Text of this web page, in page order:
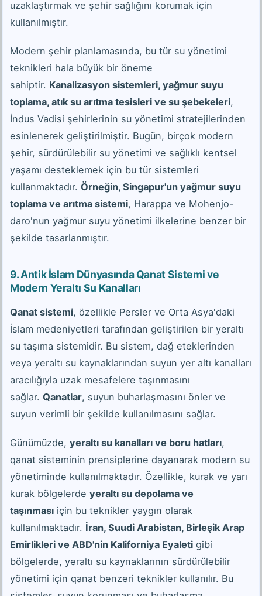
uzaklaştırmak ve şehir sağlığını korumak için
kullanılmıştır.
Modern şehir planlamasında, bu tür su yönetimi
teknikleri hala büyük bir öneme
sahiptir. Kanalizasyon sistemleri, yağmur suyu
toplama, atık su arıtma tesisleri ve su şebekeleri,
İndus Vadisi şehirlerinin su yönetimi stratejilerinden
esinlenerek geliştirilmiştir. Bugün, birçok modern
şehir, sürdürülebilir su yönetimi ve sağlıklı kentsel
yaşamı desteklemek için bu tür sistemleri
kullanmaktadır. Örneğin, Singapur'un yağmur suyu
toplama ve arıtma sistemi, Harappa ve Mohenjo-
daro'nun yağmur suyu yönetimi ilkelerine benzer bir
şekilde tasarlanmıştır.
9. Antik İslam Dünyasında Qanat Sistemi ve
Modern Yeraltı Su Kanalları
Qanat sistemi, özellikle Persler ve Orta Asya'daki
İslam medeniyetleri tarafından geliştirilen bir yeraltı
su taşıma sistemidir. Bu sistem, dağ eteklerinden
veya yeraltı su kaynaklarından suyun yer altı kanalları
aracılığıyla uzak mesafelere taşınmasını
sağlar. Qanatlar, suyun buharlaşmasını önler ve
suyun verimli bir şekilde kullanılmasını sağlar.
Günümüzde, yeraltı su kanalları ve boru hatları,
qanat sisteminin prensiplerine dayanarak modern su
yönetiminde kullanılmaktadır. Özellikle, kurak ve yarı
kurak bölgelerde yeraltı su depolama ve
taşınması için bu teknikler yaygın olarak
kullanılmaktadır. İran, Suudi Arabistan, Birleşik Arap
Emirlikleri ve ABD'nin Kaliforniya Eyaleti gibi
bölgelerde, yeraltı su kaynaklarının sürdürülebilir
yönetimi için qanat benzeri teknikler kullanılır. Bu